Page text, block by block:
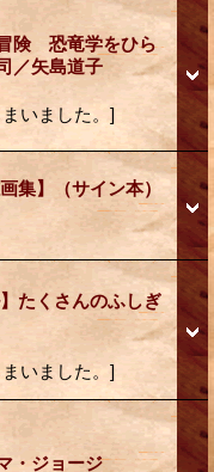
冒険 恐竜学をひら
／矢島道子
いました。]
集】（サイン本）
たくさんのふしぎ
いました。]
・ジョージ